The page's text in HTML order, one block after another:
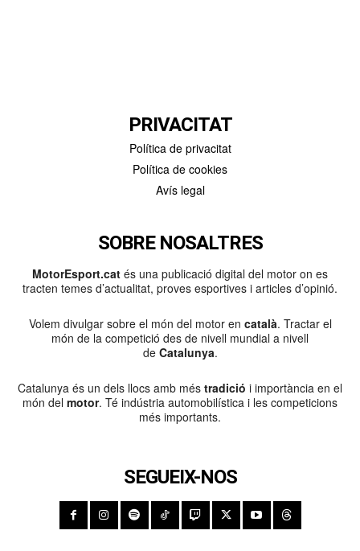
PRIVACITAT
Política de privacitat
Política de cookies
Avís legal
SOBRE NOSALTRES
MotorEsport.cat és una publicació digital del motor on es
tracten temes d’actualitat, proves esportives i articles d’opinió.
Volem divulgar sobre el món del motor en català. Tractar el
món de la competició des de nivell mundial a nivell
de Catalunya.
Catalunya és un dels llocs amb més tradició i importància en el
món del motor. Té indústria automobilística i les competicions
més importants.
SEGUEIX-NOS